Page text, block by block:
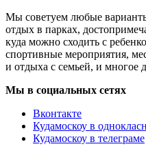
Мы советуем любые
отдых в парках,
куда можно сходить с
спортивные мероприятия,
и отдыха с семьей, и многое
Мы в социальных сетях
Вконтакте
Кудамоскоу в
Кудамоскоу в телеграме